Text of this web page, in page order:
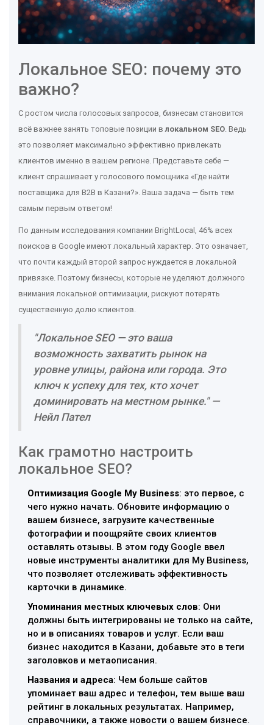
Локальное SEO: почему это
важно?
С ростом числа голосовых запросов, бизнесам становится
всё важнее занять топовые позиции влокальном SEO. Ведь
это позволяет максимально эффективно привлекать
клиентов именно в вашем регионе. Представьте себе —
клиент спрашивает у голосового помощника «Где найти
поставщика для B2B в Казани?». Ваша задача — быть тем
самым первым ответом!
По данным исследования компании BrightLocal, 46% всех
поисков в Google имеют локальный характер. Это означает,
что почти каждый второй запрос нуждается в локальной
привязке. Поэтому бизнесы, которые не уделяют должного
внимания локальной оптимизации, рискуют потерять
существенную долю клиентов.
"Локальное SEO — это ваша
возможность захватить рынок на
уровне улицы, района или города. Это
ключ к успеху для тех, кто хочет
доминировать на местном рынке." —
Нейл Пател
Как грамотно настроить
локальное SEO?
Оптимизация Google My Business: это первое, с
чего нужно начать. Обновите информацию о
вашем бизнесе, загрузите качественные
фотографии и поощряйте своих клиентов
оставлять отзывы. В этом году Google ввел
новые инструменты аналитики для My Business,
что позволяет отслеживать эффективность
карточки в динамике.
Упоминания местных ключевых слов: Они
должны быть интегрированы не только на сайте,
но и в описаниях товаров и услуг. Если ваш
бизнес находится в Казани, добавьте это в теги
заголовков и метаописания.
Названия и адреса: Чем больше сайтов
упоминает ваш адрес и телефон, тем выше ваш
рейтинг в локальных результатах. Например,
справочники, а также новости о вашем бизнесе.